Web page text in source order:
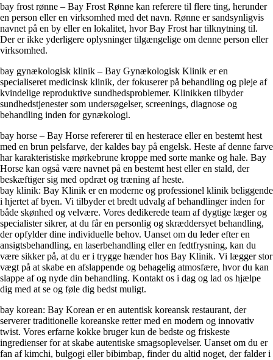
bay frost rønne – Bay Frost Rønne kan referere til flere ting, herunder
en person eller en virksomhed med det navn. Rønne er sandsynligvis
navnet på en by eller en lokalitet, hvor Bay Frost har tilknytning til.
Der er ikke yderligere oplysninger tilgængelige om denne person eller
virksomhed.
bay gynækologisk klinik – Bay Gynækologisk Klinik er en
specialiseret medicinsk klinik, der fokuserer på behandling og pleje af
kvindelige reproduktive sundhedsproblemer. Klinikken tilbyder
sundhedstjenester som undersøgelser, screenings, diagnose og
behandling inden for gynækologi.
bay horse – Bay Horse refererer til en hesterace eller en bestemt hest
med en brun pelsfarve, der kaldes bay på engelsk. Heste af denne farve
har karakteristiske mørkebrune kroppe med sorte manke og hale. Bay
Horse kan også være navnet på en bestemt hest eller en stald, der
beskæftiger sig med opdræt og træning af heste.
bay klinik: Bay Klinik er en moderne og professionel klinik beliggende
i hjertet af byen. Vi tilbyder et bredt udvalg af behandlinger inden for
både skønhed og velvære. Vores dedikerede team af dygtige læger og
specialister sikrer, at du får en personlig og skræddersyet behandling,
der opfylder dine individuelle behov. Uanset om du leder efter en
ansigtsbehandling, en laserbehandling eller en fedtfrysning, kan du
være sikker på, at du er i trygge hænder hos Bay Klinik. Vi lægger stor
vægt på at skabe en afslappende og behagelig atmosfære, hvor du kan
slappe af og nyde din behandling. Kontakt os i dag og lad os hjælpe
dig med at se og føle dig bedst muligt.
bay korean: Bay Korean er en autentisk koreansk restaurant, der
serverer traditionelle koreanske retter med en modern og innovativ
twist. Vores erfarne kokke bruger kun de bedste og friskeste
ingredienser for at skabe autentiske smagsoplevelser. Uanset om du er
fan af kimchi, bulgogi eller bibimbap, finder du altid noget, der falder i